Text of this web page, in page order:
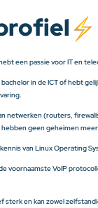
een passie voor IT en
in de ICT of hebt
netwerken (routers,
hebben geen geheimen
van Linux Operating
voornaamste VoIP
sterk en kan zowel